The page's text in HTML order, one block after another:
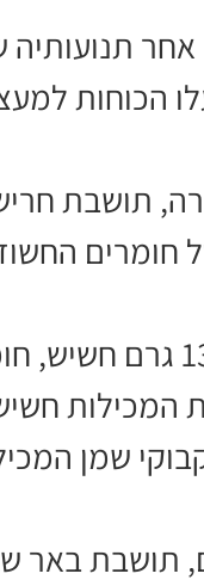
הכוחות
חומרים
בין היתר נתפסו כקילוגרם
המכילות שמן קנאביס,